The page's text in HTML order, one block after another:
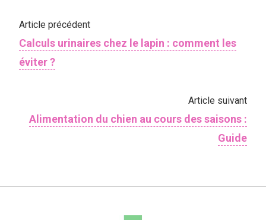
Article précédent
Calculs urinaires chez le lapin : comment les
éviter ?
Article suivant
Alimentation du chien au cours des saisons :
Guide